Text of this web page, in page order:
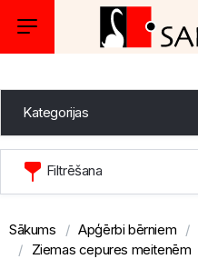
Kategorijas
Filtrēšana
Sākums Apģērbi bērniem
Ziemas cepures meitenēm